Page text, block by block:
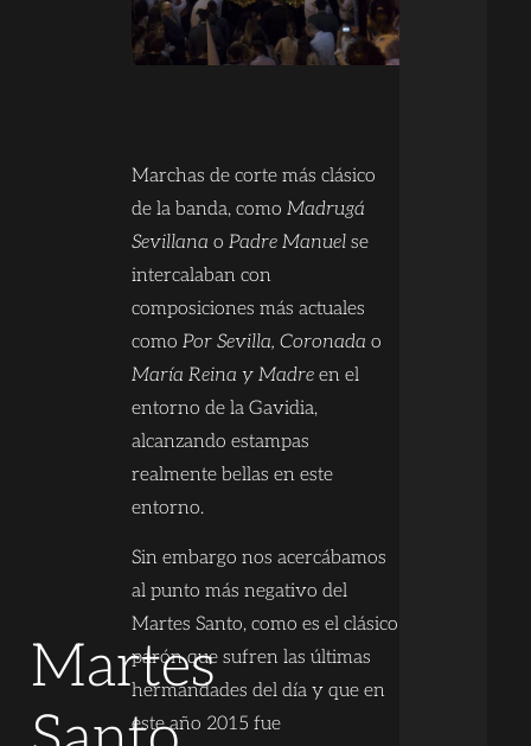
Martes
Marchas de corte más clásico
de la banda, comoMadrugá
Sevillana oPadre Manuel se
intercalaban con
composiciones más actuales
comoPor Sevilla, Coronada o
María Reina y Madre en el
entorno de la Gavidia,
alcanzando estampas
realmente bellas en este
entorno.
Sin embargo nos acercábamos
al punto más negativo del
Martes Santo, como es el clásico
parón que sufren las últimas
hermandades del día y que en
este año 2015 fue